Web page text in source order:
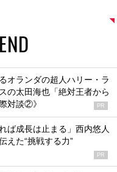
オランダの超人ハリー・ラ
の太田海也「絶対王者から
対談②》
PR
ば成長は止まる」西内悠人
えた“挑戦する力”
PR